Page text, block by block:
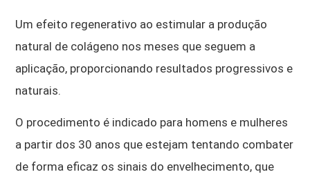
Um efeito regenerativo ao estimular a produção
natural de colágeno nos meses que seguem a
aplicação, proporcionando resultados progressivos e
naturais.
O procedimento é indicado para homens e mulheres
a partir dos 30 anos que estejam tentando combater
de forma eficaz os sinais do envelhecimento, que